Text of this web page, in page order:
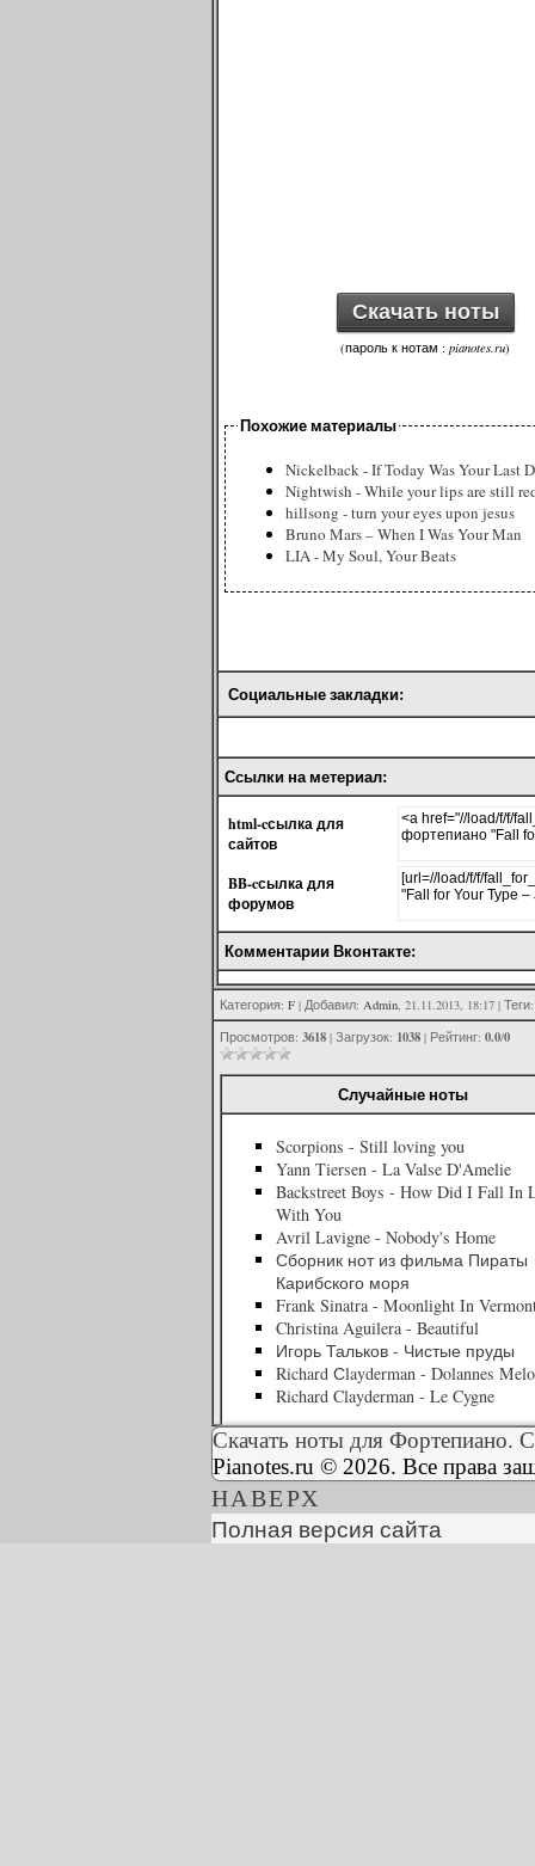
Скачать ноты
(пароль к нотам : pianotes.ru)
Похожие материалы
Nickelback - If Today Was Your Last
Nightwish - While your lips are still
hillsong - turn your eyes upon jesus
Bruno Mars – When I Was Your Man
LIA - My Soul, Your Beats
Социальные закладки:
Ссылки на метериал:
html-cсылка для
сайтов
BB-cсылка для
форумов
Комментарии Вконтакте:
Категория: F | Добавил: Admin, 21.11.2013, 18:17 | Теги
Просмотров: 3618 | Загрузок: 1038 | Рейтинг: 0.0/0
Случайные ноты
Scorpions - Still loving you
Yann Tiersen - La Valse D'Amelie
Backstreet Boys - How Did I Fall In
With You
Avril Lavigne - Nobody's Home
Сборник нот из фильма Пираты
Карибского моря
Frank Sinatra - Moonlight In
Christina Aguilera - Beautiful
Игорь Тальков - Чистые пруды
Richard Сlayderman - Dolannes
Richard Clayderman - Le Cygne
Скачать ноты для Фортепиано.
Pianotes.ru © 2026. Все права
НАВЕРХ
Полная версия сайта